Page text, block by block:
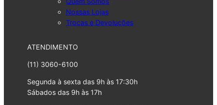
Nossas Lojas
Trocas e Devoluções
ATENDIMENTO
(11) 3060-6100
Segunda à sexta das 9h às 17:30h
Sábados das 9h às 17h